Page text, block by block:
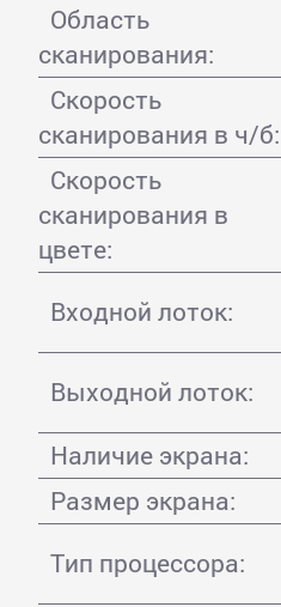
Область
сканирования:
Скорость
сканирования в ч/б:
Скорость
сканирования в
цвете:
Входной лоток:
Выходной лоток:
Наличие экрана:
Размер экрана:
Тип процессора: